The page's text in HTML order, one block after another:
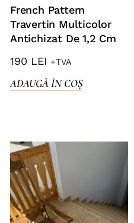
French Pattern
Travertin Multicolor
Antichizat De 1,2 Cm
190 LEI +TVA
ADAUGĂ ÎN COȘ